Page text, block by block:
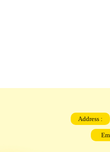
Address :